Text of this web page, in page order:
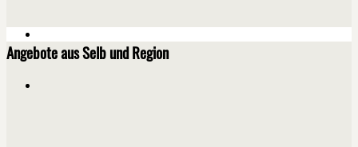
Angebote aus Selb und Region